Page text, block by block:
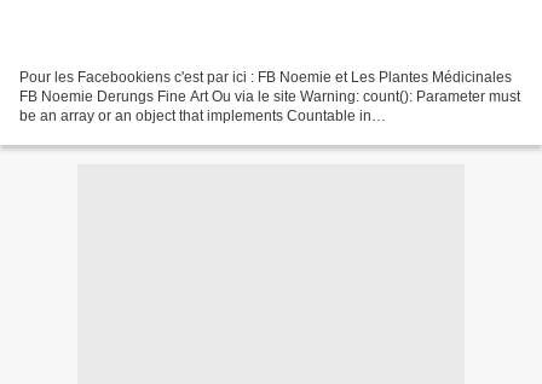
Pour les Facebookiens c'est par ici : FB Noemie et Les Plantes Médicinales
FB Noemie Derungs Fine Art Ou via le site Warning: count(): Parameter must
be an array or an object that implements Countable in